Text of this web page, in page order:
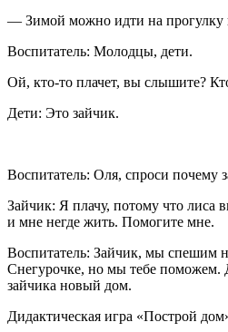
— Зимой можно идти на прогулку
Воспитатель: Молодцы, дети.
Ой, кто-то плачет, вы слышите?
Дети: Это зайчик.
Воспитатель: Оля, спроси почему
Зайчик: Я плачу, потому что лиса
и мне негде жить. Помогите мне.
Воспитатель: Зайчик, мы спешим
Снегурочке, но мы тебе поможем.
зайчика новый дом.
Дидактическая игра «Построй